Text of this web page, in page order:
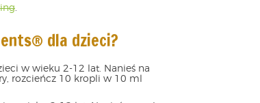
.
dla dzieci?
w wieku 2-12 lat. Nanieś na
rozcieńcz 10 kropli w 10 ml